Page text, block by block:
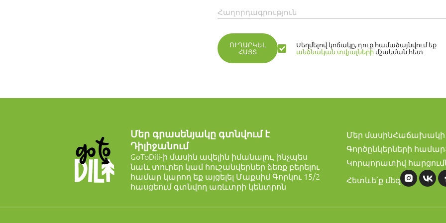
Հաղորդագրություն
ՈՒՂԱՐԿԵԼ
ՀԱՅՏ
Սեղմելով կոճակը, դուք համաձայնվում եք
անձնական տվյալներիմշակման հետ
Մեր գրասենյակը գտնվում է
Դիլիջանում
GoToDili-ի մասին ավելին իմանալու, ինչպես
նաև տուրեր կամ հուշանվերներ ձեռք բերելու
համար կարող եք այցելել Մաքսիմ Գորկու 15/2
հասցեում գտնվող առևտրի կենտրոն
Մեր մասինՀաճախակի
Գործընկերների համար
Կորպորատիվ
Հետևե՛ք մեզ